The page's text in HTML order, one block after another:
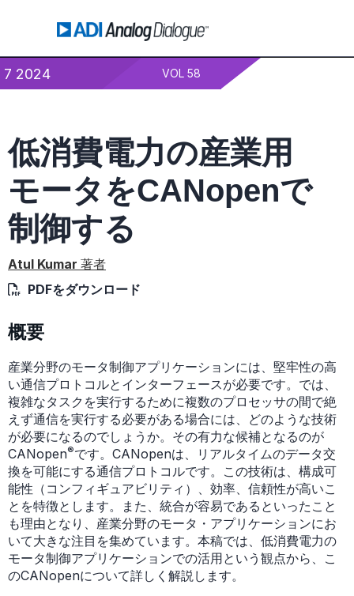
7 2024 VOL 58
低消費電力の産業用
モータをCANopenで
制御する
Atul Kumar 著者
PDFをダウンロード
概要
産業分野のモータ制御アプリケーションには、堅牢性の高
い通信プロトコルとインターフェースが必要です。では、
複雑なタスクを実行するために複数のプロセッサの間で絶
えず通信を実行する必要がある場合には、どのような技術
が必要になるのでしょうか。その有力な候補となるのが
CANopen®です。CANopenは、リアルタイムのデータ交
換を可能にする通信プロトコルです。この技術は、構成可
能性（コンフィギュアビリティ）、効率、信頼性が高いこ
とを特徴とします。また、統合が容易であるといったこと
も理由となり、産業分野のモータ・アプリケーションにお
いて大きな注目を集めています。本稿では、低消費電力の
モータ制御アプリケーションでの活用という観点から、こ
のCANopenについて詳しく解説します。